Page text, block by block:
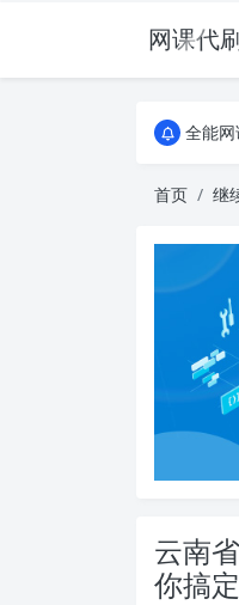
网课代
AI论文
全能
全能
首页 继
云南
你搞定